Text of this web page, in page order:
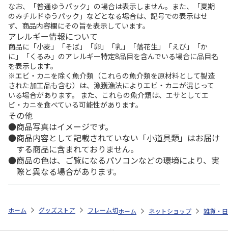
なお、「普通ゆうパック」の場合は表示しません。また、「夏期
のみチルドゆうパック」などとなる場合は、記号での表示はせ
ず、商品内容欄にその旨を表示しています。
アレルギー情報について
商品に「小麦」「そば」「卵」「乳」「落花生」「えび」「か
に」「くるみ」のアレルギー特定8品目を含んでいる場合に品目名
を表示します。
※エビ・カニを除く魚介類（これらの魚介類を原材料として製造
された加工品も含む）は、漁獲漁法によりエビ・カニが混じって
いる場合があります。 また、これらの魚介類は、エサとしてエ
ビ・カニを食べている可能性があります。
その他
商品写真はイメージです。
商品内容として記載されていない「小道具類」はお届け
する商品に含まれておりません。
商品の色は、ご覧になるパソコンなどの環境により、実
際と異なる場合があります。
ホーム グッズストア フレーム切手セット よこみぞゆりのなんで
ホーム ネットショップ 雑貨・